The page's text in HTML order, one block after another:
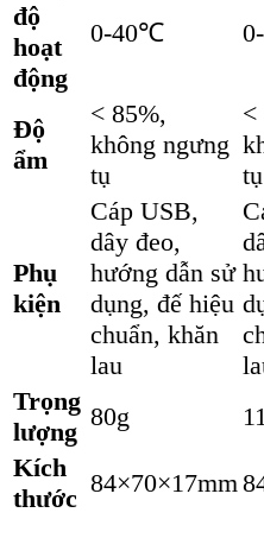
độ
hoạt
động
0-40℃
Độ
ẩm
< 85%,
không ngưng
tụ
<
tụ
Phụ
kiện
Cáp USB,
dây đeo,
hướng dẫn sử
dụng, đế hiệu
chuẩn, khăn
lau
Trọng
lượng
80g
Kích
thước
84×70×17mm